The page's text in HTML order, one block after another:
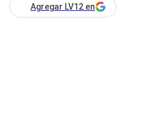
Agregar LV12 en